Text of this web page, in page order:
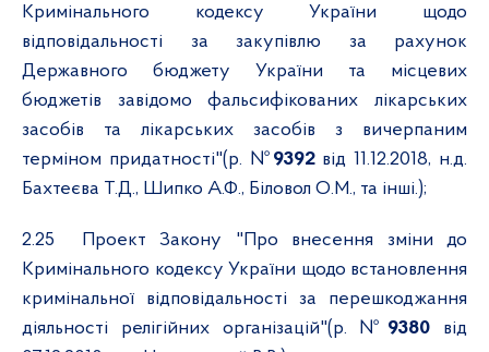
Кримінального кодексу України щодо
відповідальності за закупівлю за рахунок
Державного бюджету України та місцевих
бюджетів завідомо фальсифікованих лікарських
засобів та лікарських засобів з вичерпаним
терміном придатності"(р. № 9392від 11.12.2018, н.д.
Бахтеєва Т.Д., Шипко А.Ф., Біловол О.М., та інші.);
2.25
Проект Закону "Про внесення зміни до
Кримінального кодексу України щодо встановлення
кримінальної відповідальності за перешкоджання
діяльності релігійних організацій"(р. № 9380 від